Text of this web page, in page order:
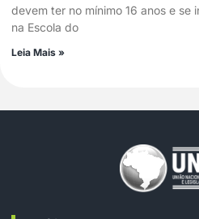
devem ter no mínimo 16 anos e se
na Escola do
Leia Mais »